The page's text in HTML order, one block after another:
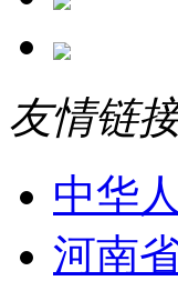
友情链
中华
河南